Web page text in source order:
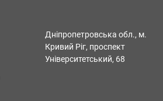
Дніпропетровська обл., м.
Кривий Ріг, проспект
Університетський, 68